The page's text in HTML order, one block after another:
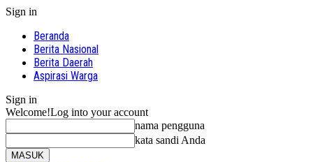
Sign in
Beranda
Berita Nasional
Berita Daerah
Aspirasi Warga
Sign in
Welcome!Log into your account
nama pengguna
kata sandi Anda